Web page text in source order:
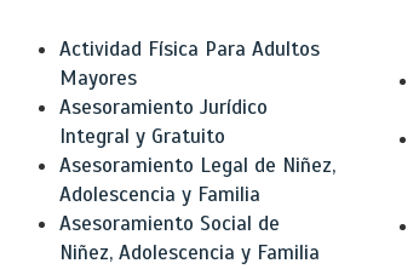
Actividad Física Para Adultos
Mayores
Asesoramiento Jurídico
Integral y Gratuito
Asesoramiento Legal de Niñez,
Adolescencia y Familia
Asesoramiento Social de
Niñez, Adolescencia y Familia